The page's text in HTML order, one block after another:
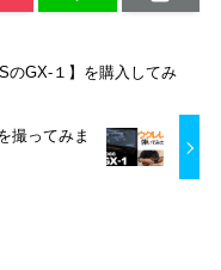
のGX-１】を購入してみ
撮ってみま